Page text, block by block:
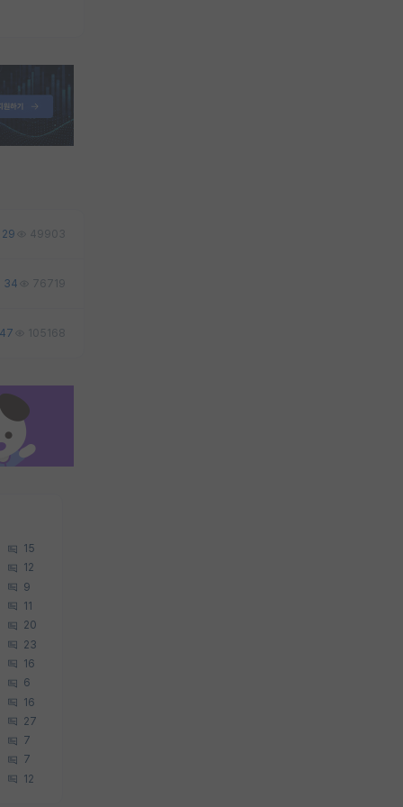
29 49903
34 76719
47 105168
15
12
9
11
20
23
16
6
16
27
7
7
12